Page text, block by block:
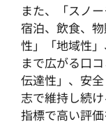
また、「スノ
宿泊、飲食、
性」「地域性
まで広がる口
伝達性」、安
志で維持し続
指標で高い評